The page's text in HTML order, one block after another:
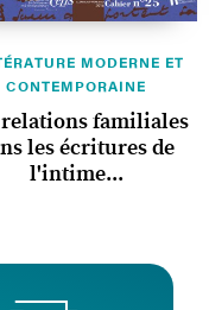
MODERNE ET
CONTEMPORAINE
relations familiales
les écritures de
l'intime...